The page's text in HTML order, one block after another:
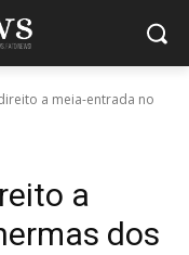
a meia-entrada no
a
dos